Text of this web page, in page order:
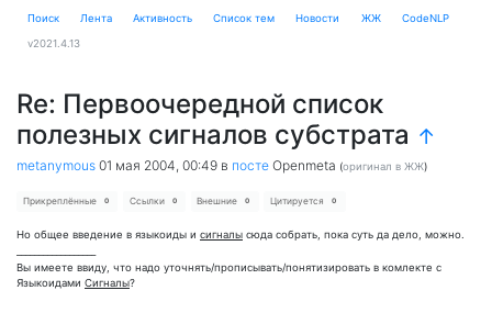
Поиск Лента Активность Cписок тем Новости ЖЖ CodeNLP
v2021.4.13
Re: Первоочередной список
полезных сигналов субстрата ↑
metanymous 01 мая 2004, 00:49 в посте Openmeta (оригинал в ЖЖ)
Прикреплённые 0 Ссылки 0 Внешние 0 Цитируется 0
Но общее введение в языкоиды и сигналы сюда собрать, пока суть да дело, можно.
Вы имеете ввиду, что надо уточнять/прописывать/понятизировать в комлекте с
Языкоидами Сигналы?